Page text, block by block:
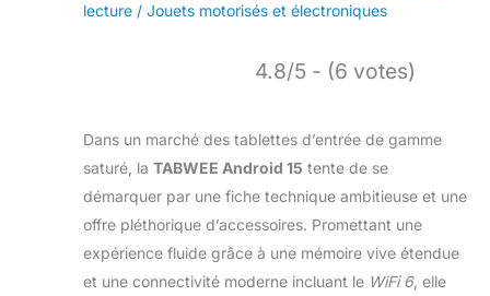
lecture / Jouets motorisés et électroniques
4.8/5 - (6 votes)
Dans un marché des tablettes d’entrée de gamme
saturé, la TABWEE Android 15 tente de se
démarquer par une fiche technique ambitieuse et une
offre pléthorique d’accessoires. Promettant une
expérience fluide grâce à une mémoire vive étendue
et une connectivité moderne incluant le WiFi 6, elle